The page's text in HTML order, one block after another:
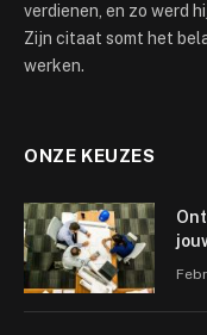
verdienen, en zo werd
Zijn citaat somt het
werken.
ONZE KEUZES